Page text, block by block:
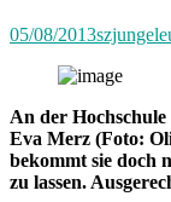
05/08/2013
An der
Eva Merz (Foto:
bekommt sie doch
zu lassen.